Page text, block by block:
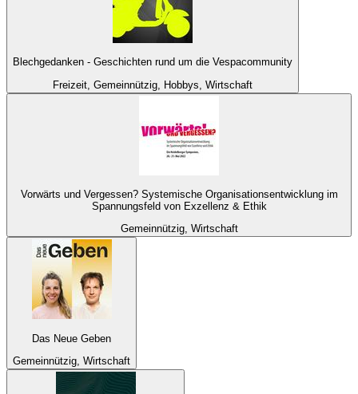
Blechgedanken - Geschichten rund um die Vespacommunity
Freizeit, Gemeinnützig, Hobbys, Wirtschaft
Vorwärts und Vergessen? Systemische Organisationsentwicklung im
Spannungsfeld von Exzellenz & Ethik
Gemeinnützig, Wirtschaft
Das Neue Geben
Gemeinnützig, Wirtschaft